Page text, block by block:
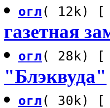
огл(
газетная
огл(
"Блэквуда"
огл(